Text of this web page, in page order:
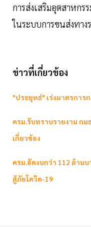
การส่งเสริมอุตสาหก
ในระบบการขนส่งทาง
ข่าวที่เกี่ยวข้อง
"ประยุทธ์" เร่งมาตรการ
ครม.รับทราบรายงาน กม
เกี่ยวข้อง
ครม.อัดงบกว่า 112 ล้าน
สู้ภัยโควิด-19